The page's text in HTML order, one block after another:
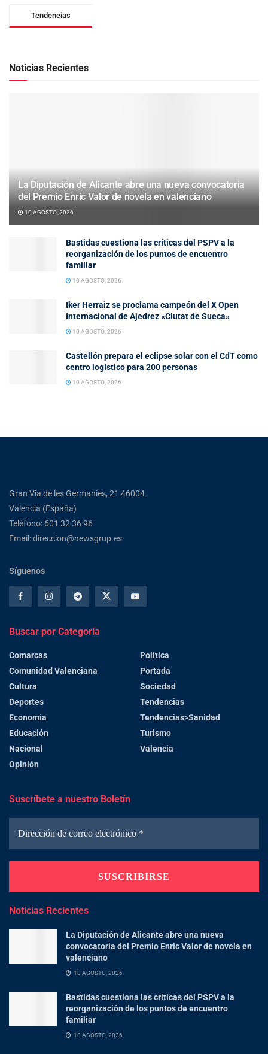
Tendencias
Noticias Recientes
La Diputación de Alicante abre una nueva convocatoria
del Premio Enric Valor de novela en valenciano
10 AGOSTO, 2026
Bastidas cuestiona las críticas del PSPV a la
reorganización de los puntos de encuentro
familiar
10 AGOSTO, 2026
Iker Herraiz se proclama campeón del X Open
Internacional de Ajedrez «Ciutat de Sueca»
10 AGOSTO, 2026
Castellón prepara el eclipse solar con el CdT como
centro logístico para 200 personas
10 AGOSTO, 2026
Gran Via de les Germanies, 21 46004
Valencia (España)
Teléfono: 601 32 36 96
Email: direccion@newsgrup.es
Síguenos
Buscar por Categoría
Comarcas
Comunidad Valenciana
Cultura
Deportes
Economía
Educación
Nacional
Opinión
Política
Portada
Sociedad
Tendencias
Tendencias>Sanidad
Turismo
Valencia
Suscríbete a nuestro Boletín
Noticias Recientes
La Diputación de Alicante abre una nueva
convocatoria del Premio Enric Valor de novela en
valenciano
10 AGOSTO, 2026
Bastidas cuestiona las críticas del PSPV a la
reorganización de los puntos de encuentro
familiar
10 AGOSTO, 2026